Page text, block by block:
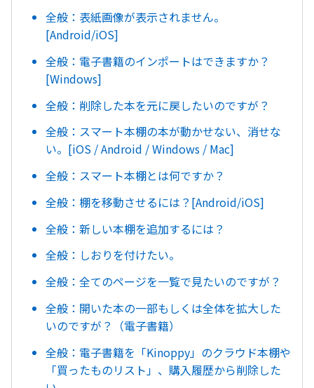
全般：表紙画像が表示されません。
[Android/iOS]
全般：電子書籍のインポートはできますか？
[Windows]
全般：削除した本を元に戻したいのですが？
全般：スマート本棚の本が動かせない、消せな
い。[iOS / Android / Windows / Mac]
全般：スマート本棚とは何ですか？
全般：棚を移動させるには？[Android/iOS]
全般：新しい本棚を追加するには？
全般：しおりを付けたい。
全般：全てのページを一覧で見たいのですが？
全般：開いた本の一部もしくは全体を拡大した
いのですが？（電子書籍）
全般：電子書籍を「Kinoppy」のクラウド本棚や
「買ったものリスト」、購入履歴から削除した